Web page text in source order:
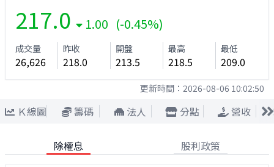
217.0 1.00 (-0.45%)
成交量
26,626
昨收
218.0
開盤
213.5
最高
218.5
最低
209.0
更新時間： 2026-08-06 10:02:50
Ｋ線圖 籌碼 法人 分點 營收
除權息 股利政策